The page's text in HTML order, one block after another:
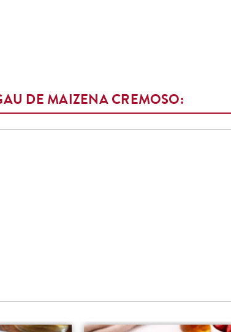
DE MAIZENA CREMOSO: